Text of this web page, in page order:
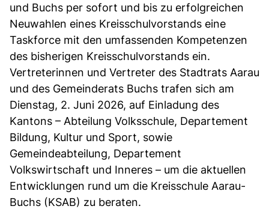
und Buchs per sofort und bis zu erfolgreichen
Neuwahlen eines Kreisschulvorstands eine
Taskforce mit den umfassenden Kompetenzen
des bisherigen Kreisschulvorstands ein.
Vertreterinnen und Vertreter des Stadtrats Aarau
und des Gemeinderats Buchs trafen sich am
Dienstag, 2. Juni 2026, auf Einladung des
Kantons – Abteilung Volksschule, Departement
Bildung, Kultur und Sport, sowie
Gemeindeabteilung, Departement
Volkswirtschaft und Inneres – um die aktuellen
Entwicklungen rund um die Kreisschule Aarau-
Buchs (KSAB) zu beraten.